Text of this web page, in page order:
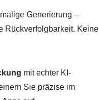
Generierung –
Rückverfolgbarkeit. Keine
mit echter KI-
Sie präzise im